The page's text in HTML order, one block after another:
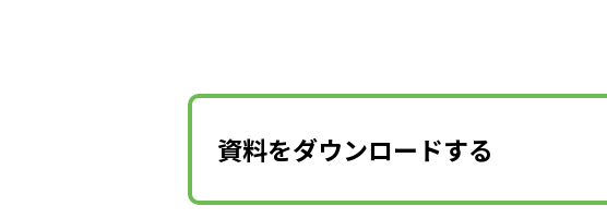
資料をダウンロードする